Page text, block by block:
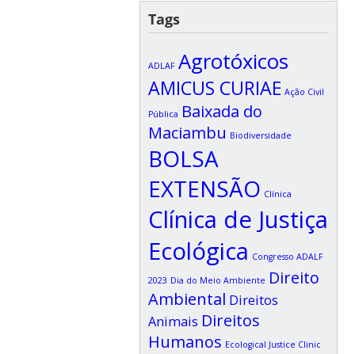
Tags
ADLAF Agrotóxicos
AMICUS CURIAE Ação Civil
Pública Baixada do
Maciambu Biodiversidade
BOLSA
EXTENSÃO Clínica
Clínica de Justiça
Ecológica Congresso ADALF
2023 Dia do Meio Ambiente Direito
Ambiental Direitos
Animais Direitos
Humanos Ecological Justice Clinic